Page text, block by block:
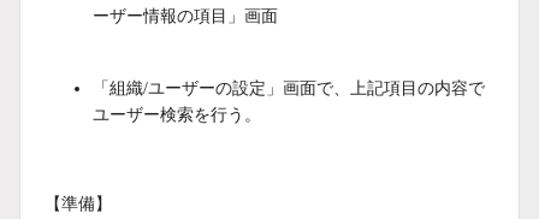
ーザー情報の項目」画面
「組織/ユーザーの設定」画面で、上記項目の内容で
ユーザー検索を行う。
【準備】